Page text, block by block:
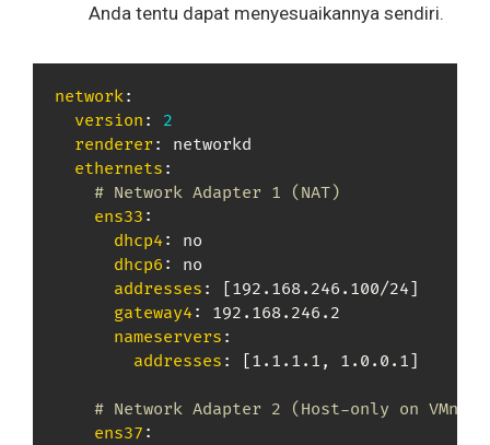
Anda tentu dapat menyesuaikannya sendiri.
network:
version :
2
renderer:
networkd
ethernets :
# Network Adapter 1 (NAT)
ens33 :
dhcp4:
no
dhcp6 :
no
addresses : [192.168.246.100/24]
gateway4:
192.168.246.2
nameservers :
addresses : [1.1.1.1 , 1.0.0.1]
# Network Adapter 2 (Host-only on
ens37 :